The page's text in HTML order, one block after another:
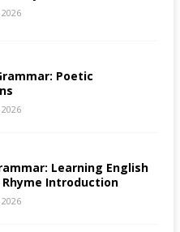
Poetic
Learning English
Introduction